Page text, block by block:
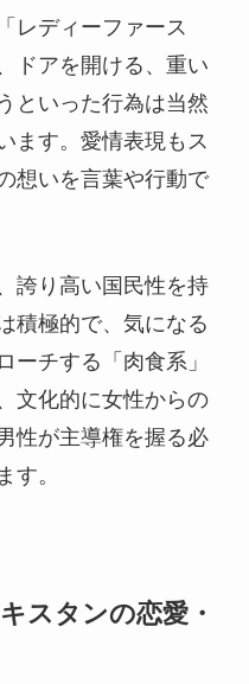
レディーファース
ドアを開ける、重い
といった行為は当然
ます。愛情表現もス
想いを言葉や行動で
誇り高い国民性を持
積極的で、気になる
ーチする「肉食系」
文化的に女性からの
性が主導権を握る必
す。
スタンの恋愛・